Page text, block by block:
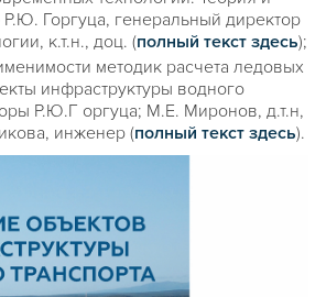
Р.Ю. Горгуца, генеральный директор
к.т.н., доц. (полный текст здесь);
методик расчета ледовых
инфраструктуры водного
Р.Ю.Г оргуца; М.Е. Миронов, д.т.н,
инженер (полный текст здесь).